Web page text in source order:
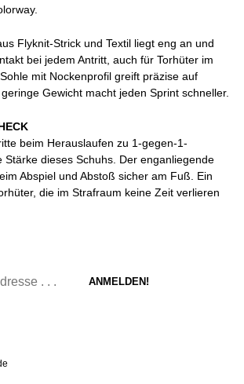
Flyknit-Strick und Textil liegt eng an und
bei jedem Antritt, auch für Torhüter im
mit Nockenprofil greift präzise auf
Gewicht macht jeden Sprint schneller.
beim Herauslaufen zu 1-gegen-1-
Stärke dieses Schuhs. Der enganliegende
Abspiel und Abstoß sicher am Fuß. Ein
die im Strafraum keine Zeit verlieren